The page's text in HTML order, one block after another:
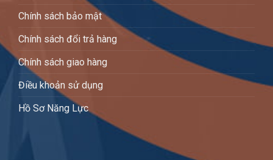
Chính sách bảo mật
Chính sách đổi trả hàng
Chính sách giao hàng
Điều khoản sử dụng
Hồ Sơ Năng Lực